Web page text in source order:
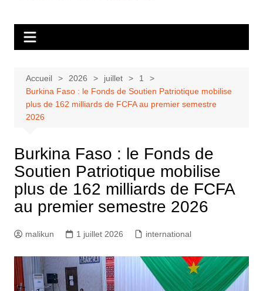
Accueil 2026 juillet
1
Burkina Faso : le Fonds de Soutien Patriotique mobilise
plus de 162 milliards de FCFA au premier semestre
2026
Burkina Faso : le Fonds de
Soutien Patriotique mobilise
plus de 162 milliards de FCFA
au premier semestre 2026
malikun 1 juillet 2026 international